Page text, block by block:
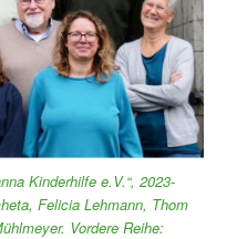
Kinderhilfe e.V.“, 2023-
Felicia Lehmann, Thom
Vordere Reihe: